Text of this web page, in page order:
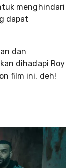
menghindari
dapat
dan
dihadapi Roy
film ini, deh!